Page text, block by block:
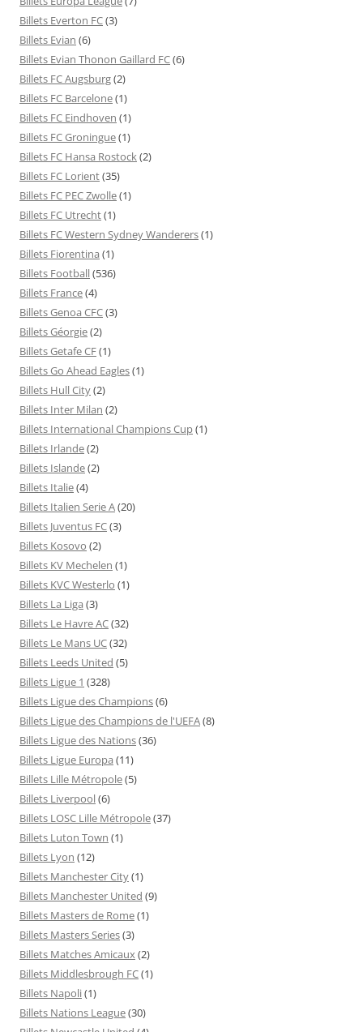
Billets Everton FC(3)
Billets Evian (6)
Billets Evian Thonon Gaillard FC(6)
Billets FC Augsburg(2)
Billets FC Barcelone(1)
Billets FC Eindhoven (1)
Billets FC Groningue(1)
Billets FC Hansa Rostock(2)
Billets FC Lorient(35)
Billets FC PEC Zwolle(1)
Billets FC Utrecht(1)
Billets FC Western Sydney Wanderers(1)
Billets Fiorentina (1)
Billets Football(536)
Billets France(4)
Billets Genoa CFC(3)
Billets Géorgie(2)
Billets Getafe CF(1)
Billets Go Ahead Eagles(1)
Billets Hull City(2)
Billets Inter Milan (2)
Billets International Champions Cup(1)
Billets Irlande(2)
Billets Islande(2)
Billets Italie(4)
Billets Italien Serie A(20)
Billets Juventus FC(3)
Billets Kosovo (2)
Billets KV Mechelen (1)
Billets KVC Westerlo (1)
Billets La Liga (3)
Billets Le Havre AC(32)
Billets Le Mans UC(32)
Billets Leeds United (5)
Billets Ligue 1 (328)
Billets Ligue des Champions(6)
Billets Ligue des Champions de l'UEFA(8)
Billets Ligue des Nations(36)
Billets Ligue Europa (11)
Billets Lille Métropole(5)
Billets Liverpool(6)
Billets LOSC Lille Métropole(37)
Billets Luton Town (1)
Billets Lyon (12)
Billets Manchester City(1)
Billets Manchester United (9)
Billets Masters de Rome(1)
Billets Masters Series(3)
Billets Matches Amicaux(2)
Billets Middlesbrough FC(1)
Billets Napoli(1)
Billets Nations League(30)